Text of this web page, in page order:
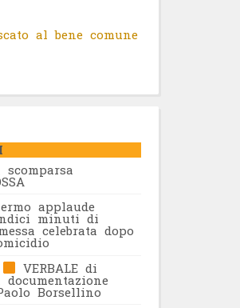
al bene comune
applaude
minuti di
celebrata dopo
VERBALE di
Borsellino